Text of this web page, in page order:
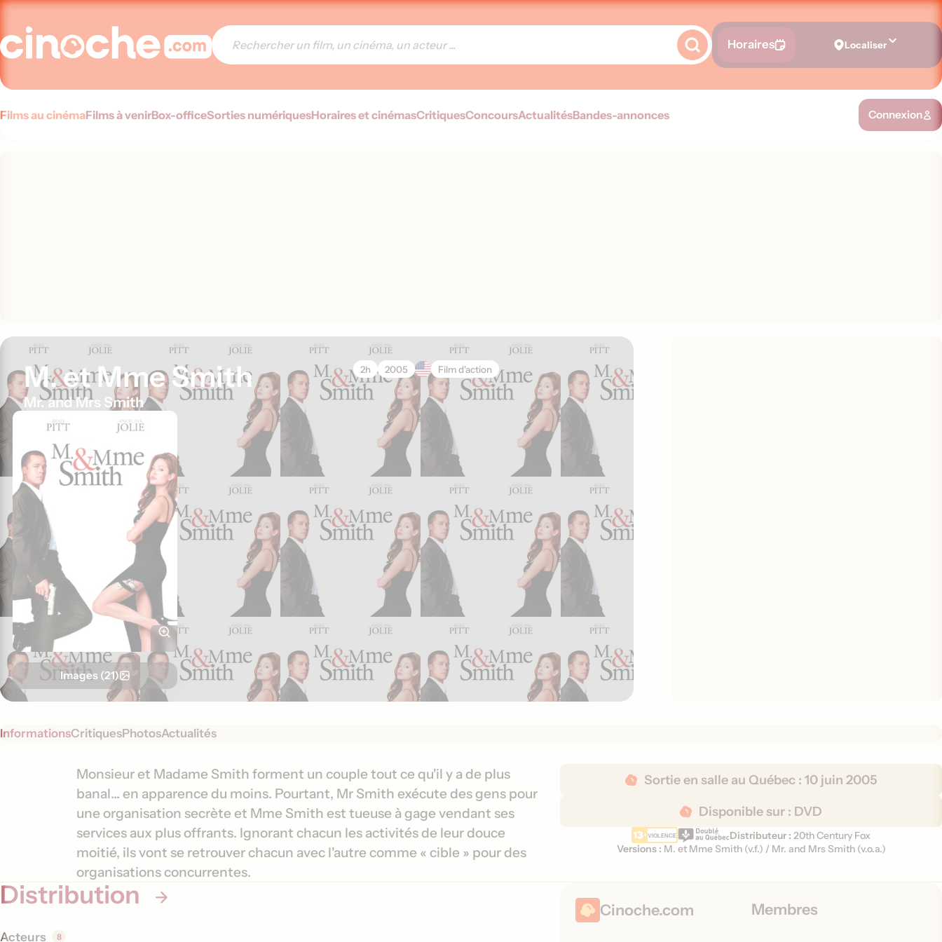
Horaires Localiser
Films au cinémaFilms à venirBox-officeSorties numériquesHoraires et cinémasCritiquesConcoursActualitésBandes-annonces Connexion
M. et Mme Smith
Mr. and Mrs Smith
2h 2005 Film d'action
Images (21)
InformationsCritiquesPhotosActualités
m
a
S
y
o
p
s
i
s
Monsieur et Madame Smith forment un couple tout ce qu'il y a de plus
banal... en apparence du moins. Pourtant, Mr Smith exécute des gens pour
une organisation secrète et Mme Smith est tueuse à gage vendant ses
services aux plus offrants. Ignorant chacun les activités de leur douce
moitié, ils vont se retrouver chacun avec l'autre comme « cible » pour des
organisations concurrentes.
Sortie en salle au Québec : 10 juin 2005
Disponible sur : DVD
VIOLENCE Distributeur :20th Century Fox
V
i
Versions : M. et Mme Smith (v.f.) / Mr. and Mrs Smith (v.o.a.)
Distribution
Acteurs 8
Cinoche.com Membres